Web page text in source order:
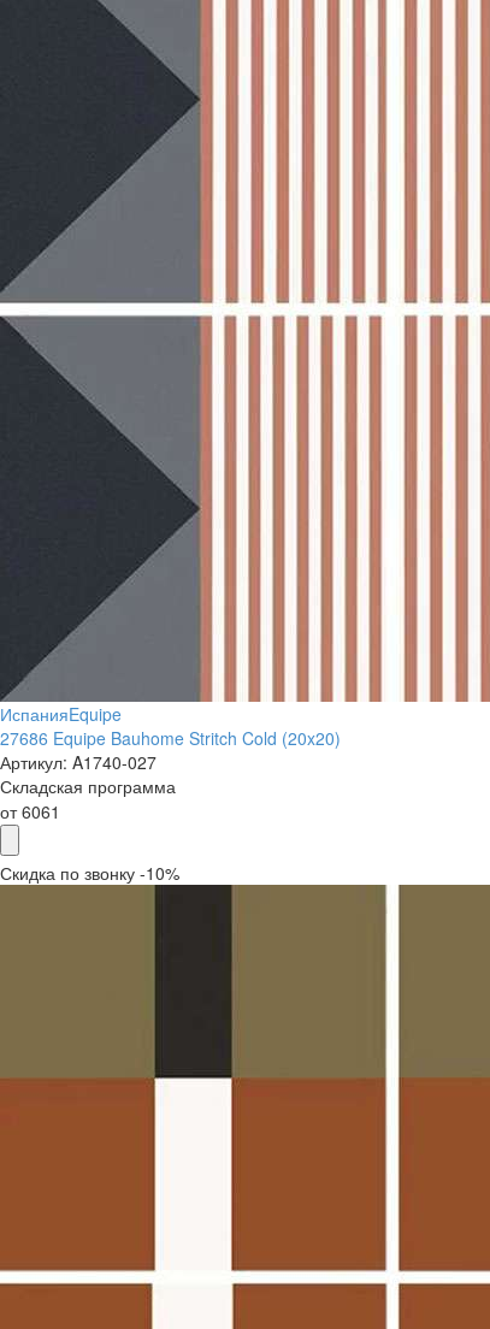
ИспанияEquipe
27686 Equipe Bauhome Stritch Cold (20x20)
Артикул: A1740-027
Складская программа
от6061
Скидка по звонку -10%